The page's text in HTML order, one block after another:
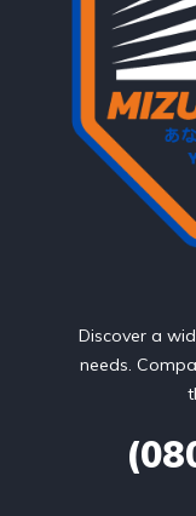
Discover a
needs.